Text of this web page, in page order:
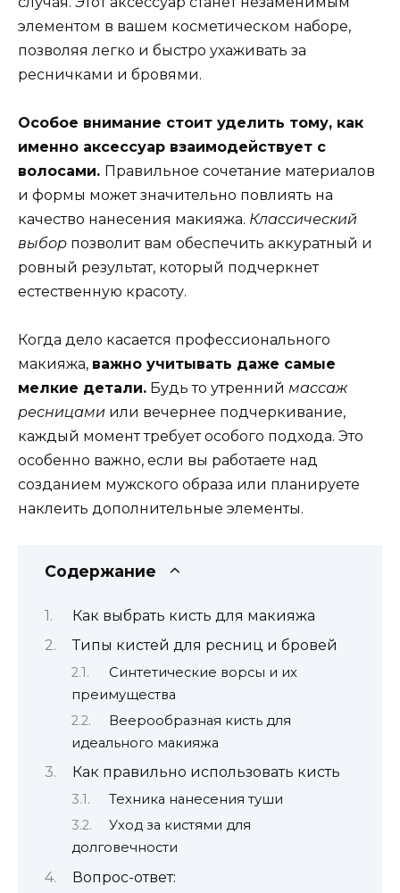
элементом в вашем косметическом наборе,
позволяя легко и быстро ухаживать за
ресничками и бровями.
Особое внимание стоит уделить тому, как
именно аксессуар взаимодействует с
волосами. Правильное сочетание материалов
и формы может значительно повлиять на
качество нанесения макияжа. Классический
выбор позволит вам обеспечить аккуратный и
ровный результат, который подчеркнет
естественную красоту.
Когда дело касается профессионального
макияжа, важно учитывать даже самые
мелкие детали. Будь то утренний массаж
ресницами или вечернее подчеркивание,
каждый момент требует особого подхода. Это
особенно важно, если вы работаете над
созданием мужского образа или планируете
наклеить дополнительные элементы.
Содержание
Как выбрать кисть для макияжа
Типы кистей для ресниц и бровей
Синтетические ворсы и их
преимущества
Веерообразная кисть для
идеального макияжа
Как правильно использовать кисть
Техника нанесения туши
Уход за кистями для
долговечности
Вопрос-ответ: